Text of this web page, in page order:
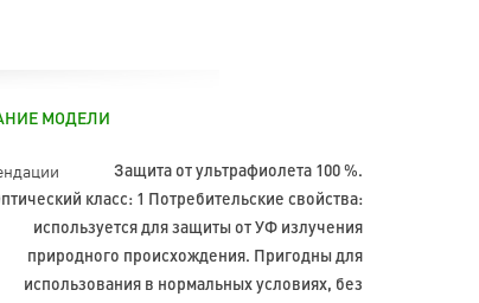
МОДЕЛИ
Защита от ультрафиолета 100 %.
класс: 1 Потребительские свойства:
используется для защиты от УФ излучения
природного происхождения. Пригодны для
использования в нормальных условиях, без